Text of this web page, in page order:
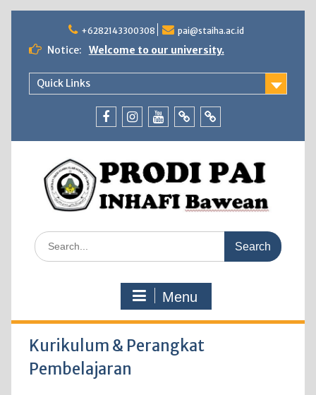
content
+6282143300308 pai@staiha.ac.id
Notice: Welcome to our university.
Quick Links
Search
for:
Menu
Kurikulum & Perangkat
Pembelajaran